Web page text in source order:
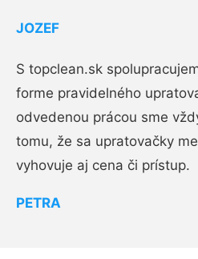
JOZEF
S topclean.sk
forme pravidelného
odvedenou prácou sme
tomu, že sa upratovačky
vyhovuje aj cena či prístup.
PETRA